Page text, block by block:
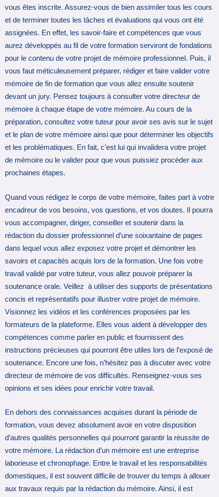
vous êtes inscrite. Assurez-vous de bien assimiler tous les cours
et de terminer toutes les tâches et évaluations qui vous ont été
assignées. En effet, les savoir-faire et compétences que vous
aurez développés au fil de votre formation serviront de fondations
pour le contenu de votre projet de mémoire professionnel. Puis, il
vous faut méticuleusement préparer, rédiger et faire valider votre
mémoire de fin de formation que vous allez ensuite soutenir
devant un jury. Pensez toujours à consulter votre directeur de
mémoire à chaque étape de votre mémoire. Au cours de la
préparation, consultez votre tuteur pour avoir ses avis sur le sujet
et le plan de votre mémoire ainsi que pour déterminer les objectifs
et les problématiques. En fait, c’est lui qui invalidera votre projet
de mémoire ou le valider pour que vous puissiez procéder aux
prochaines étapes.
Quand vous rédigez le corps de votre mémoire, faites part à votre
encadreur de vos besoins, vos questions, et vos doutes. Il pourra
vous accompagner, diriger, conseiller et soutenir dans la
rédaction du dossier professionnel d’une soixantaine de pages
dans lequel vous allez exposez votre projet et démontrer les
savoirs et capacités acquis lors de la formation. Une fois votre
travail validé par votre tuteur, vous allez pouvoir préparer la
soutenance orale. Veillez à utiliser des supports de présentations
concis et représentatifs pour illustrer votre projet de mémoire.
Visionnez les vidéos et les conférences proposées par les
formateurs de la plateforme. Elles vous aident à développer des
compétences comme parler en public et fournissent des
instructions précieuses qui pourront être utiles lors de l’exposé de
soutenance. Encore une fois, n’hésitez pas à discuter avec votre
directeur de mémoire de vos difficultés. Renseignez-vous ses
opinions et ses idées pour enrichir votre travail.
En dehors des connaissances acquises durant la période de
formation, vous devez absolument avoir en votre disposition
d’autres qualités personnelles qui pourront garantir la réussite de
votre mémoire. La rédaction d’un mémoire est une entreprise
laborieuse et chronophage. Entre le travail et les responsabilités
domestiques, il est souvent difficile de trouver du temps à allouer
aux travaux requis par la rédaction du mémoire. Ainsi, il est